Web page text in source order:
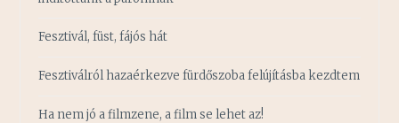
Fesztivál, füst, fájós hát
Fesztiválról hazaérkezve fürdőszoba felújításba kezdtem
Ha nem jó a filmzene, a film se lehet az!